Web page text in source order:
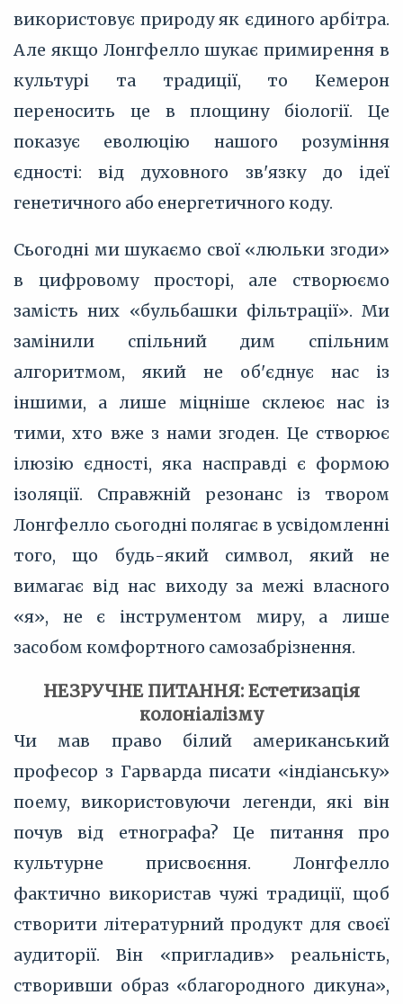
використовує природу як єдиного арбітра.
Але якщо Лонгфелло шукає примирення в
культурі та традиції, то Кемерон
переносить це в площину біології. Це
показує еволюцію нашого розуміння
єдності: від духовного зв'язку до ідеї
генетичного або енергетичного коду.
Сьогодні ми шукаємо свої «люльки згоди»
в цифровому просторі, але створюємо
замість них «бульбашки фільтрації». Ми
замінили спільний дим спільним
алгоритмом, який не об'єднує нас із
іншими, а лише міцніше склеює нас із
тими, хто вже з нами згоден. Це створює
ілюзію єдності, яка насправді є формою
ізоляції. Справжній резонанс із твором
Лонгфелло сьогодні полягає в усвідомленні
того, що будь-який символ, який не
вимагає від нас виходу за межі власного
«я», не є інструментом миру, а лише
засобом комфортного самозабрізнення.
НЕЗРУЧНЕ ПИТАННЯ: Естетизація
колоніалізму
Чи мав право білий американський
професор з Гарварда писати «індіанську»
поему, використовуючи легенди, які він
почув від етнографа? Це питання про
культурне присвоєння. Лонгфелло
фактично використав чужі традиції, щоб
створити літературний продукт для своєї
аудиторії. Він «пригладив» реальність,
створивши образ «благородного дикуна»,